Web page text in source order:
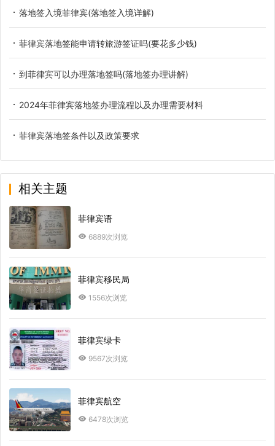
落地签入境菲律宾(落地签入境详解)
菲律宾落地签能申请转旅游签证吗(要花多少钱)
到菲律宾可以办理落地签吗(落地签办理讲解)
2024年菲律宾落地签办理流程以及办理需要材料
菲律宾落地签条件以及政策要求
相关主题
菲律宾语
6889次浏览
菲律宾移民局
1556次浏览
菲律宾绿卡
9567次浏览
菲律宾航空
6478次浏览